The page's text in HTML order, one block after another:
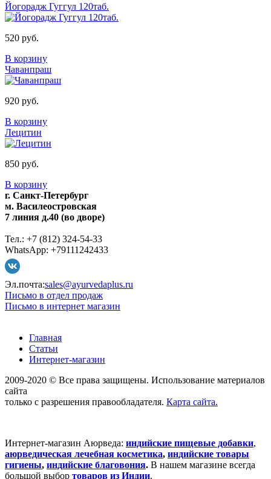
Йогорадж Гуггул 120таб.
520 руб.
В корзину
Чаванпраш
920 руб.
В корзину
Лецитин
850 руб.
В корзину
г. Санкт-Петербург
м. Василеостровская
7 линия д.40 (во дворе)
Тел.: +7 (812) 324-54-33
WhatsApp: +79111242433
Эл.почта:sales@ayurvedaplus.ru
Письмо в отдел продаж
Письмо в интернет магазин
Главная
Статьи
Интернет-магазин
2009-2020 © Все права защищены. Использование материалов
сайта
только с разрешения правообладателя. Карта сайта.
Интернет-магазин Аюрведа: индийские пищевые добавки,
аюрведическая лечебная косметика, индийские товары
гигиены, индийские благовония. В нашем магазине всегда
большой выбор товаров из Индии.